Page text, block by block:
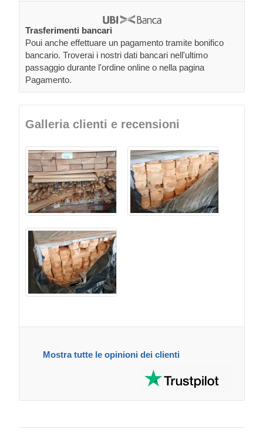
Trasferimenti bancari
Poui anche effettuare un pagamento tramite bonifico
bancario. Troverai i nostri dati bancari nell'ultimo
passaggio durante l'ordine online o nella pagina
Pagamento.
Galleria clienti e recensioni
Mostra tutte le opinioni dei clienti